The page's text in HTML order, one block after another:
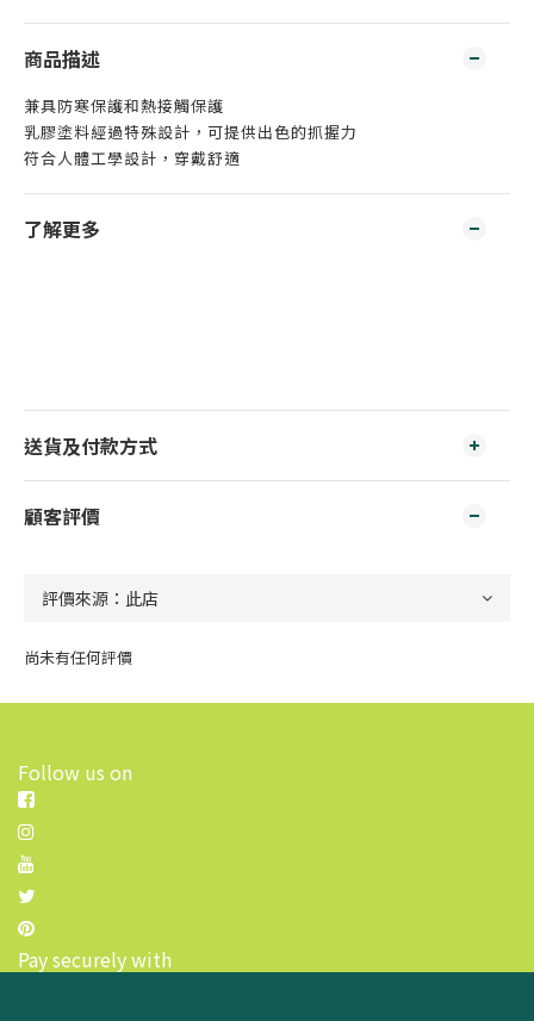
商品描述
兼具防寒保護和熱接觸保護
乳膠塗料經過特殊設計，可提供出色的抓握力
符合人體工學設計，穿戴舒適
了解更多
送貨及付款方式
顧客評價
尚未有任何評價
Follow us on
Pay securely with